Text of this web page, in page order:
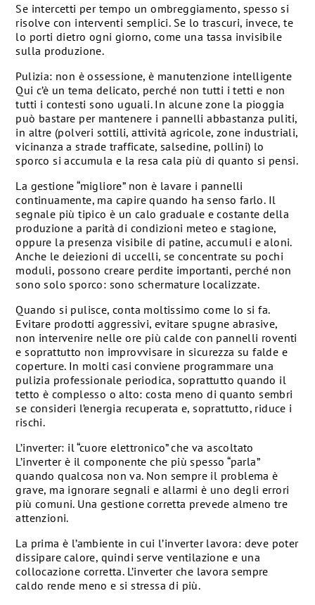
Se intercetti per tempo un ombreggiamento, spesso si
risolve con interventi semplici. Se lo trascuri, invece, te
lo porti dietro ogni giorno, come una tassa invisibile
sulla produzione.
Pulizia: non è ossessione, è manutenzione intelligente
Qui c’è un tema delicato, perché non tutti i tetti e non
tutti i contesti sono uguali. In alcune zone la pioggia
può bastare per mantenere i pannelli abbastanza puliti,
in altre (polveri sottili, attività agricole, zone industriali,
vicinanza a strade trafficate, salsedine, pollini) lo
sporco si accumula e la resa cala più di quanto si pensi.
La gestione “migliore” non è lavare i pannelli
continuamente, ma capire quando ha senso farlo. Il
segnale più tipico è un calo graduale e costante della
produzione a parità di condizioni meteo e stagione,
oppure la presenza visibile di patine, accumuli e aloni.
Anche le deiezioni di uccelli, se concentrate su pochi
moduli, possono creare perdite importanti, perché non
sono solo sporco: sono schermature localizzate.
Quando si pulisce, conta moltissimo come lo si fa.
Evitare prodotti aggressivi, evitare spugne abrasive,
non intervenire nelle ore più calde con pannelli roventi
e soprattutto non improvvisare in sicurezza su falde e
coperture. In molti casi conviene programmare una
pulizia professionale periodica, soprattutto quando il
tetto è complesso o alto: costa meno di quanto sembri
se consideri l’energia recuperata e, soprattutto, riduce i
rischi.
L’inverter: il “cuore elettronico” che va ascoltato
L’inverter è il componente che più spesso “parla”
quando qualcosa non va. Non sempre il problema è
grave, ma ignorare segnali e allarmi è uno degli errori
più comuni. Una gestione corretta prevede almeno tre
attenzioni.
La prima è l’ambiente in cui l’inverter lavora: deve poter
dissipare calore, quindi serve ventilazione e una
collocazione corretta. L’inverter che lavora sempre
caldo rende meno e si stressa di più.